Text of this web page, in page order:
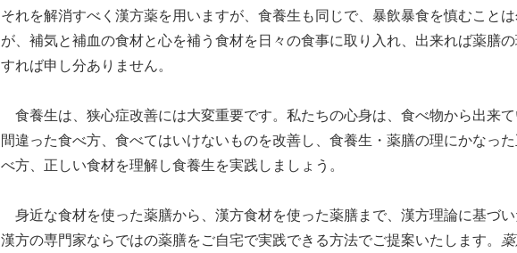
それを解消すべく漢方薬を用いますが、食養生も同じで、暴飲暴食を慎むこと
が、補気と補血の食材と心を補う食材を日々の食事に取り入れ、出来れば薬膳
すれば申し分ありません。
食養生は、狭心症改善には大変重要です。私たちの心身は、食べ物から出来て
間違った食べ方、食べてはいけないものを改善し、食養生・薬膳の理にかなっ
べ方、正しい食材を理解し食養生を実践しましょう。
身近な食材を使った薬膳から、漢方食材を使った薬膳まで、漢方理論に基づ
漢方の専門家ならではの薬膳をご自宅で実践できる方法でご提案いたします。